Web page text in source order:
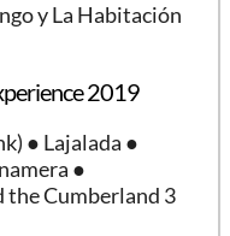
y La Habitación
2019
● Lajalada ●
●
the Cumberland 3